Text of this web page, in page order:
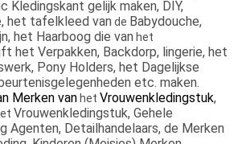
Kledingskant gelijk maken, DIY,
het tafelkleed van de Babydouche,
het Haarboog die van het
het Verpakken, Backdorp, lingerie, het
Pony Holders, het Dagelijkse
etc. maken.
Merken vanhet Vrouwenkledingstuk,
Vrouwenkledingstuk, Gehele
Agenten, Detailhandelaars, de Merken